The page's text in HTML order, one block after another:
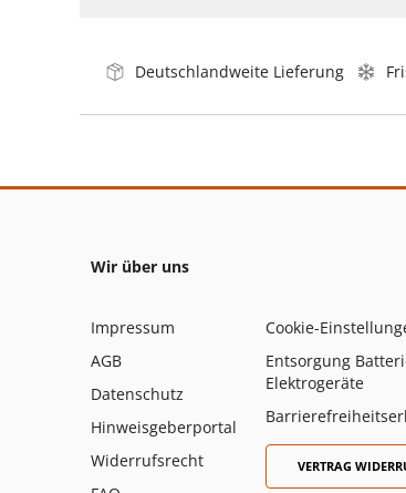
Deutschlandweite Lieferung
Wir über uns
Impressum
AGB
Datenschutz
Hinweisgeberportal
Widerrufsrecht
Cookie-
Entsorgung
Elektrogeräte
VERTRAG